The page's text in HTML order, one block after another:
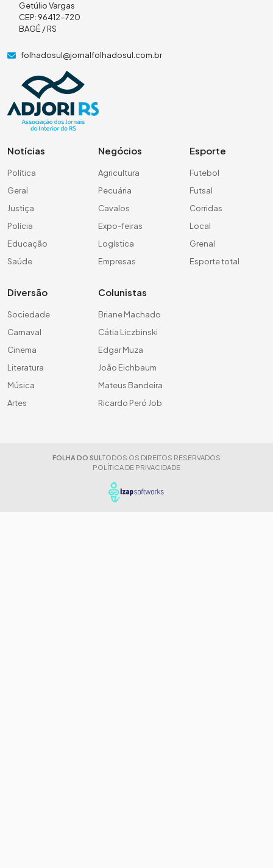
Getúlio Vargas
CEP: 96412-720
BAGÉ / RS
folhadosul@jornalfolhadosul.com.br
Notícias
Política
Geral
Justiça
Polícia
Educação
Saúde
Negócios
Agricultura
Pecuária
Cavalos
Expo-feiras
Logística
Empresas
Esporte
Futebol
Futsal
Corridas
Local
Grenal
Esporte total
Diversão
Sociedade
Carnaval
Cinema
Literatura
Música
Artes
Colunistas
Briane Machado
Cátia Liczbinski
Edgar Muza
João Eichbaum
Mateus Bandeira
Ricardo Peró Job
FOLHA DO SUL TODOS OS DIREITOS RESERVADOS
POLÍTICA DE PRIVACIDADE